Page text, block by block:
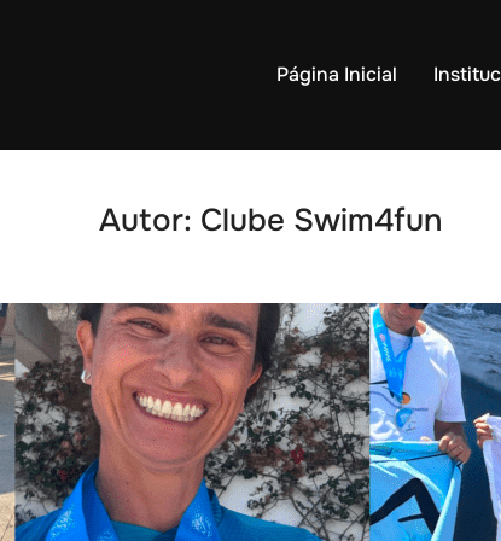
Página Inicial
Autor: Clube Swim4fun